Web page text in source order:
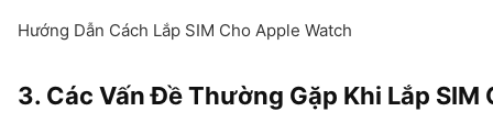
Hướng Dẫn Cách Lắp SIM Cho Apple Watch
3. Các Vấn Đề Thường Gặp Khi Lắp